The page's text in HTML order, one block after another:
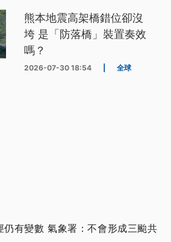
熊本地震高架橋錯位卻沒
垮 是「防落橋」裝置奏效
嗎？
2026-07-30 18:54 全球
仍有變數 氣象署：不會形成三颱共